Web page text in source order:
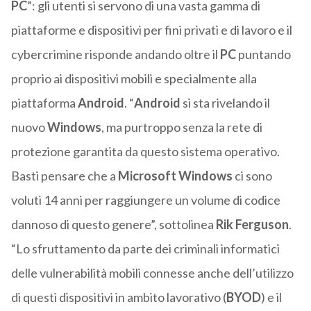
PC”: gli utenti si servono di una vasta gamma di
piattaforme e dispositivi per fini privati e di lavoro e il
cybercrimine risponde andando oltre il PCpuntando
proprio ai dispositivi mobili e specialmente alla
piattaformaAndroid. “Android si sta rivelando il
nuovoWindows, ma purtroppo senza la rete di
protezione garantita da questo sistema operativo.
Basti pensare che a Microsoft Windows ci sono
voluti 14 anni per raggiungere un volume di codice
dannoso di questo genere”, sottolinea Rik Ferguson.
“Lo sfruttamento da parte dei criminali informatici
delle vulnerabilità mobili connesse anche dell’utilizzo
di questi dispositivi in ambito lavorativo (BYOD) e il